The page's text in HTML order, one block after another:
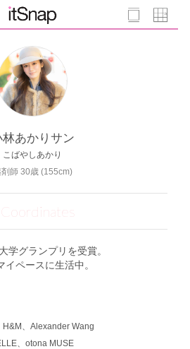
林あかりサン
こばやしあかり
師 30歳 (155cm)
Coordinates
学グランプリを受賞。
ペースに生活中。
、Alexander Wang
、otona MUSE